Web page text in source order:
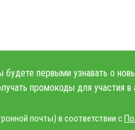
будете первыми узнавать о
промокоды для участия в
почты) в соответствии с